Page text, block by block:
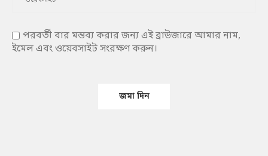
পরবর্তী বার মন্তব্য করার জন্য এই ব্রাউজারে আমার নাম,
ইমেল এবং ওয়েবসাইট সংরক্ষণ করুন।